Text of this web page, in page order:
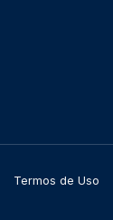
Termos de Uso